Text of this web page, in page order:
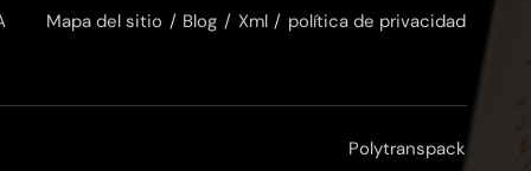
Mapa del sitio / Blog / Xml / política de privacidad
Polytranspack